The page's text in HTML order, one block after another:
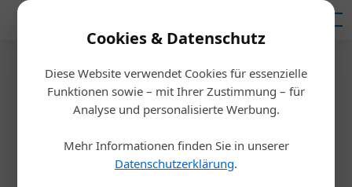
Cookies & Datenschutz
Diese Website verwendet Cookies für essenzielle
Funktionen sowie – mit Ihrer Zustimmung – für
Analyse und personalisierte Werbung.
Mehr Informationen finden Sie in unserer
Datenschutzerklärung.
Startseite/
Technik und Forschung
Eurobot-Wettbewerb 2025: FH
OÖ Campus Wels holt den Sieg